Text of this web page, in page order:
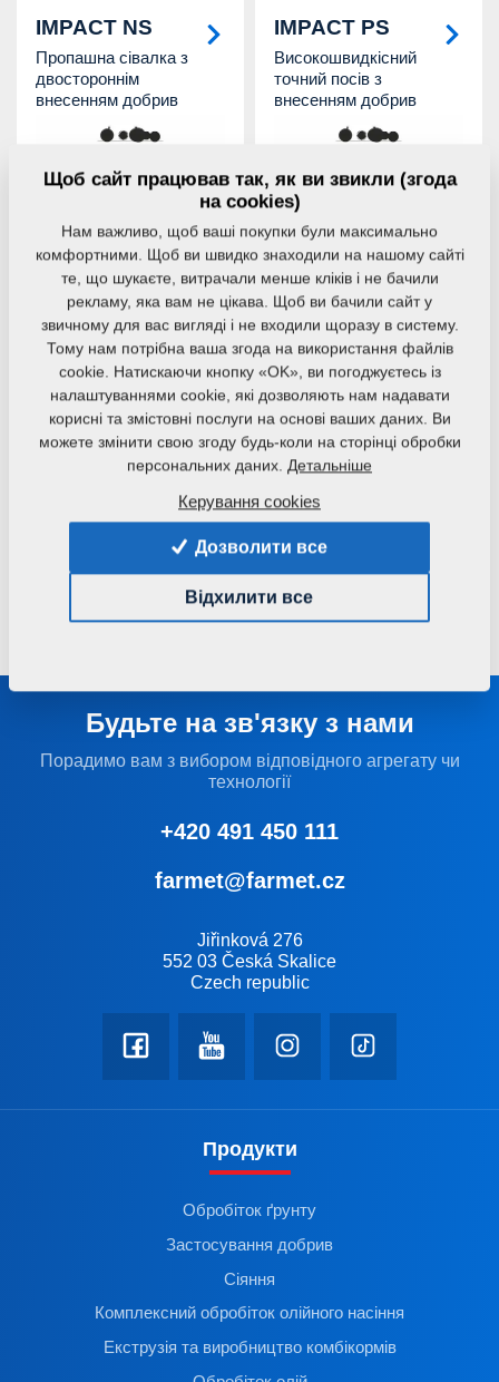
IMPACT NS
Пропашна сівалка з
двостороннім
внесенням добрив
IMPACT PS
Високошвидкісний
точний посів з
внесенням добрив
Дозуючий бункер
Бункери добрива для агрегації використовуються для
обробки ґрунту з внесенням добрив.
FALCON FH
Передній дозувальний
бункер для добрив або
насіння
FALCON HW
Легкий бункер для
сівалки з великим
об'ємом
Посів допоміжних
культур / сидератів та
Будьте на зв'язку з нами
Порадимо вам з вибором відповідного агрегату чи
технології
+420 491 450 111
farmet@farmet.cz
Jiřinková 276
552 03 Česká Skalice
Czech republic
Продукти
Обробіток ґрунту
Застосування добрив
Сіяння
Комплексний обробіток олійного насіння
Екструзія та виробництво комбікормів
Щоб сайт працював так, як ви звикли (згода
на cookies)
Нам важливо, щоб ваші покупки були максимально
комфортними. Щоб ви швидко знаходили на нашому сайті
те, що шукаєте, витрачали менше кліків і не бачили
рекламу, яка вам не цікава. Щоб ви бачили сайт у
звичному для вас вигляді і не входили щоразу в систему.
Тому нам потрібна ваша згода на використання файлів
cookie. Натискаючи кнопку «OK», ви погоджуєтесь із
налаштуваннями cookie, які дозволяють нам надавати
корисні та змістовні послуги на основі ваших даних. Ви
можете змінити свою згоду будь-коли на сторінці обробки
персональних даних. Детальніше
Керування cookies
Дозволити все
Відхилити все